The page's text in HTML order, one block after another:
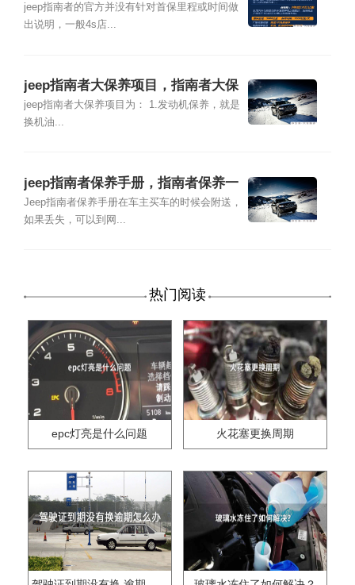
少公里
jeep指南者的官方并没有针对首保里程或时间做
出说明，一般4s店...
jeep指南者大保养项目，指南者大保
养多少钱
jeep指南者大保养项目为： 1.发动机保养，就是
换机油...
jeep指南者保养手册，指南者保养一
次多少钱
Jeep指南者保养手册在车主买车的时候会附送，
如果丢失，可以到网...
热门阅读
epc灯亮是什么问题 火花塞更换周期